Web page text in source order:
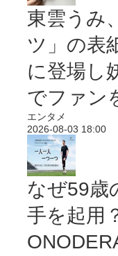
東雲うみ
ツ」の表
に登場し
でファン
エンタメ
2026-08-03 18:00
なぜ59歳
手を起用